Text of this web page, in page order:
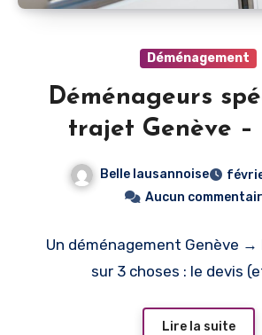
Déménagement
Déménageurs
trajet Genève –
comment faire
Belle lausannoise
Aucun
Un déménagement Genève →
sur 3 choses : le devis
Lire la suite